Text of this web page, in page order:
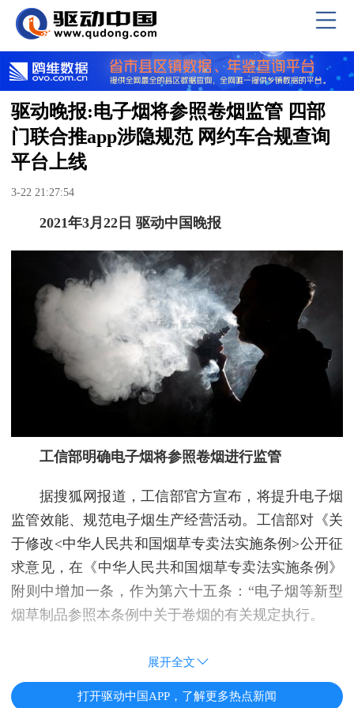
驱动晚报:电子烟将参照卷烟监管 四部
门联合推app涉隐规范 网约车合规查询
平台上线
3-22 21:27:54
2021年3月22日 驱动中国晚报
工信部明确电子烟将参照卷烟进行监管
据搜狐网报道，工信部官方宣布，将提升电子烟
监管效能、规范电子烟生产经营活动。工信部对《关
于修改<中华人民共和国烟草专卖法实施条例>公开征
求意见，在《中华人民共和国烟草专卖法实施条例》
附则中增加一条，作为第六十五条：“电子烟等新型
烟草制品参照本条例中关于卷烟的有关规定执行。
展开全文
打开驱动中国APP，了解更多热点新闻